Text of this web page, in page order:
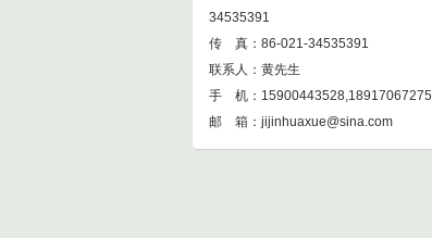
34535391
传 真：86-021-34535391
联系人：黄先生
手 机：15900443528,18917067275
邮 箱： jijinhuaxue@sina.com